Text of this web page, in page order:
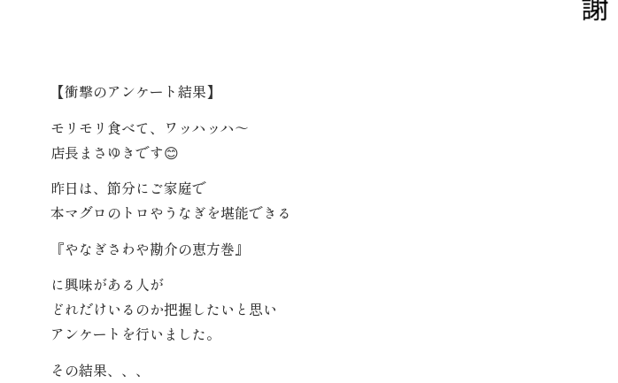
【衝撃のアンケート結果】
モリモリ食べて、ワッハッハ～
店長まさゆきです😊
昨日は、節分にご家庭で
本マグロのトロやうなぎを堪能できる
『やなぎさわや勘介の恵方巻』
に興味がある人が
どれだけいるのか把握したいと思い
アンケートを行いました。
その結果、、、